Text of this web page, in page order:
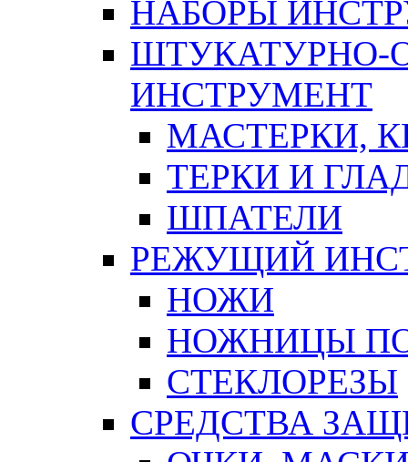
НАБОРЫ
ШТУКАТУРНО-
ИНСТРУМЕНТ
МАСТЕРКИ,
ТЕРКИ И
ШПАТЕЛИ
РЕЖУЩИЙ
НОЖИ
НОЖНИЦЫ
СТЕКЛОРЕЗЫ
СРЕДСТВА